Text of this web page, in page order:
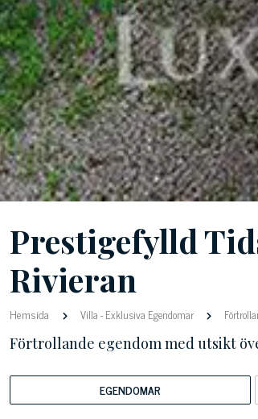
Prestigefylld
Rivieran
Hemsida Villa-Exklusiva Egendomar
Förtrollande egendom med utsikt
EGENDOMAR